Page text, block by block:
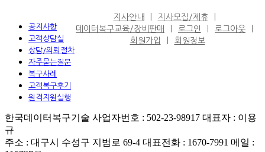
공지사항
고객상담실
상담/의뢰절차
자주묻는질문
복구사례
고객복구후기
원격지원실행
지사안내
지사모집/제휴
데이터복구교육/장비판매
로그인
로그아웃
회원가입
회원정보
한국데이터복구기술 사업자번호 : 502-23-98917 대표자 : 이용
규
주소 : 대구시 수성구 지범로 69-4 대표전화 : 1670-7991 메일 :